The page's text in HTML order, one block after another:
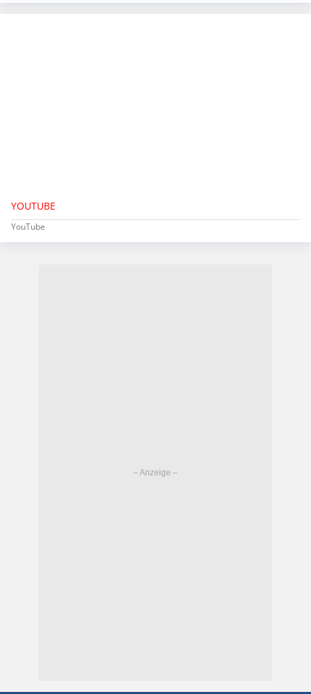
YOUTUBE
YouTube